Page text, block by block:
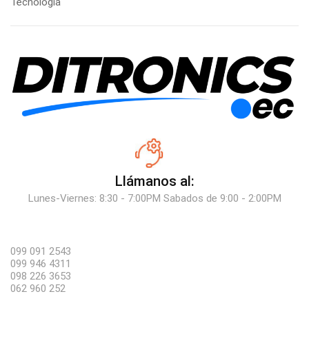
Llámanos al:
Lunes-Viernes: 8:30 - 7:00PM Sabados de 9:00 - 2:00PM
099 091 2543
099 946 4311
098 226 3653
062 960 252